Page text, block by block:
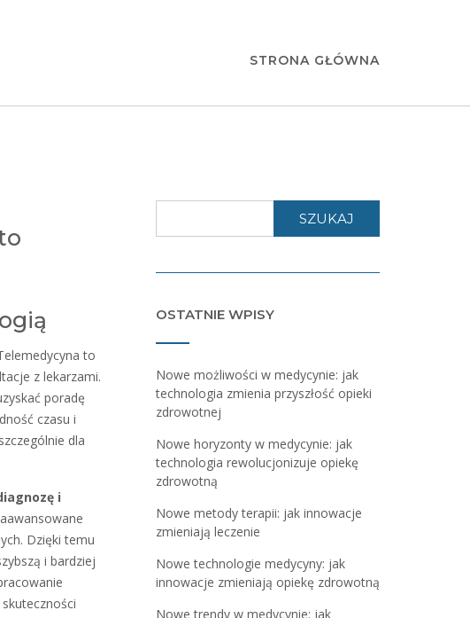
STRONA GŁÓWNA
to
z lekarzami.
poradę
czasu i
dla
i
Dzięki temu
i bardziej
SZUKAJ
OSTATNIE WPISY
Nowe możliwości w medycynie: jak
technologia zmienia przyszłość opieki
zdrowotnej
Nowe horyzonty w medycynie: jak
technologia rewolucjonizuje opiekę
zdrowotną
Nowe metody terapii: jak innowacje
zmieniają leczenie
Nowe technologie medycyny: jak
innowacje zmieniają opiekę zdrowotną
Nowe trendy w medycynie: jak